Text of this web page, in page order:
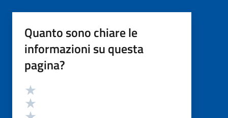
Quanto sono chiare le
informazioni su questa
pagina?
Valutazione